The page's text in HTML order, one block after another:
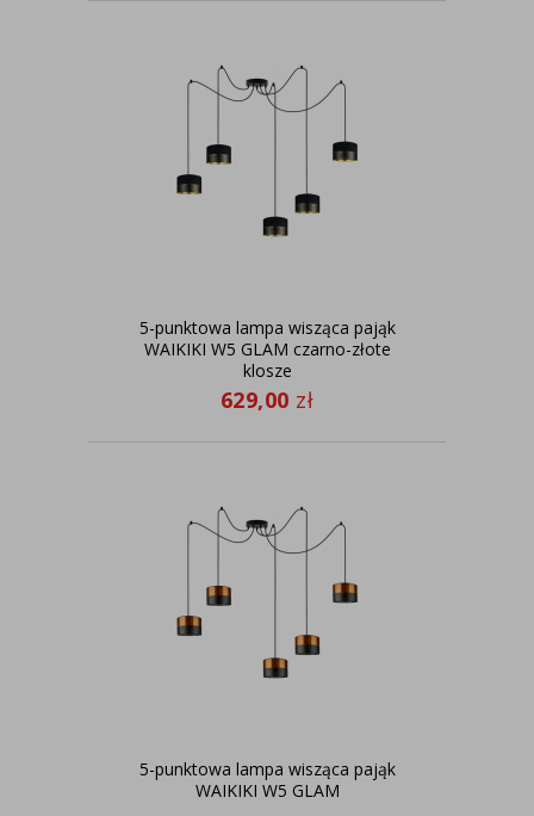
5-punktowa lampa wisząca pająk
WAIKIKI W5 GLAM czarno-złote
klosze
629,00 zł
5-punktowa lampa wisząca pająk
WAIKIKI W5 GLAM